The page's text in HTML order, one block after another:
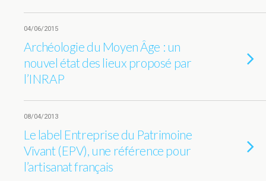
04/06/2015
Archéologie du Moyen Âge : un
nouvel état des lieux proposé par
l’INRAP
08/04/2013
Le label Entreprise du Patrimoine
Vivant (EPV), une référence pour
l’artisanat français